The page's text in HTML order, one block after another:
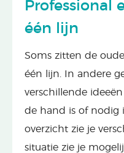
Professional
één lijn
Soms zitten de
één lijn. In andere
verschillende
de hand is of nodig
overzicht zie je
situatie zie je